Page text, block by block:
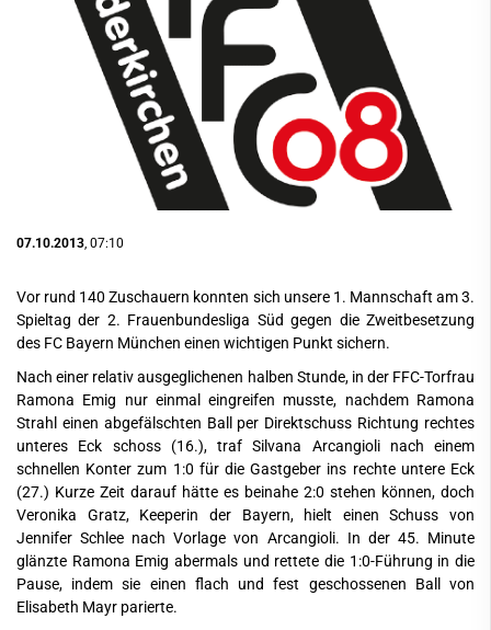
07.10.2013 , 07:10
Vor rund 140 Zuschauern konnten sich unsere 1. Mannschaft am 3.
Spieltag der 2. Frauenbundesliga Süd gegen die Zweitbesetzung
des FC Bayern München einen wichtigen Punkt sichern.
Nach einer relativ ausgeglichenen halben Stunde, in der FFC-Torfrau
Ramona Emig nur einmal eingreifen musste, nachdem Ramona
Strahl einen abgefälschten Ball per Direktschuss Richtung rechtes
unteres Eck schoss (16.), traf Silvana Arcangioli nach einem
schnellen Konter zum 1:0 für die Gastgeber ins rechte untere Eck
(27.) Kurze Zeit darauf hätte es beinahe 2:0 stehen können, doch
Veronika Gratz, Keeperin der Bayern, hielt einen Schuss von
Jennifer Schlee nach Vorlage von Arcangioli. In der 45. Minute
glänzte Ramona Emig abermals und rettete die 1:0-Führung in die
Pause, indem sie einen flach und fest geschossenen Ball von
Elisabeth Mayr parierte.